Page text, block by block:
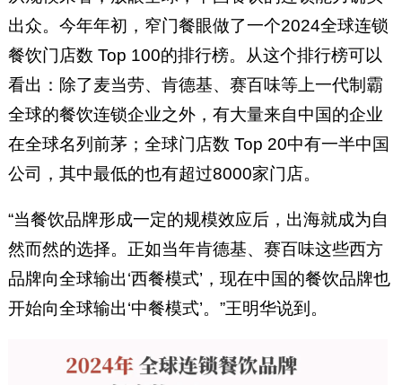
出众。今年年初，窄门餐眼做了一个2024全球连锁
餐饮门店数 Top 100的排行榜。从这个排行榜可以
看出：除了麦当劳、肯德基、赛百味等上一代制霸
全球的餐饮连锁企业之外，有大量来自中国的企业
在全球名列前茅；全球门店数 Top 20中有一半中国
公司，其中最低的也有超过8000家门店。
“当餐饮品牌形成一定的规模效应后，出海就成为自
然而然的选择。正如当年肯德基、赛百味这些西方
品牌向全球输出‘西餐模式’，现在中国的餐饮品牌也
开始向全球输出‘中餐模式’。”王明华说到。